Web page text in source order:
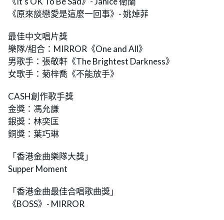
《原來談戀愛是這麼一回事》- 姚焯菲
最佳中文唱片獎
樂隊/組合：MIRROR《One and All》
男歌手：張敬軒《The Brightest Darkness》
女歌手：菊梓喬《不能放手》
CASH創作歌手獎
金獎：馮允謙
銀獎：林奕匡
銅獎：葉巧琳
「香港金曲樂隊大獎」
Supper Moment
「香港金曲最佳合唱歌曲獎」
《BOSS》- MIRROR